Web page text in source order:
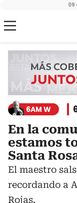
09
6AM W
En la
estamos
Santa
El maestro
recordando a
Rojas.